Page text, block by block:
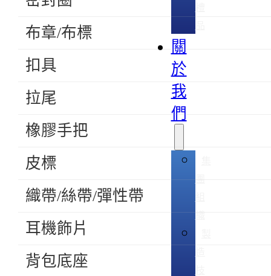
關
於
我
們
團
織
布章/布標
扣具
拉尾
橡膠手把
皮標
織帶/絲帶/彈性帶
耳機飾片
背包底座